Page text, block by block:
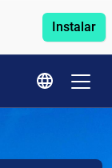
Instalar